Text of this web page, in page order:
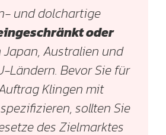
und dolchartige
oder
Japan, Australien und
Ländern. Bevor Sie für
Klingen mit
sollten Sie
des Zielmarktes